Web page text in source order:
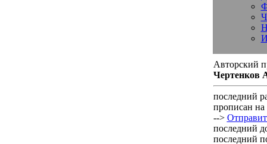
Авторский
Чертенков
последний
прописан на
-->
последний
последний